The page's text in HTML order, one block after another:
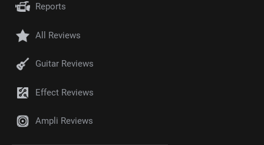
Reports
All Reviews
Guitar Reviews
Effect Reviews
Ampli Reviews